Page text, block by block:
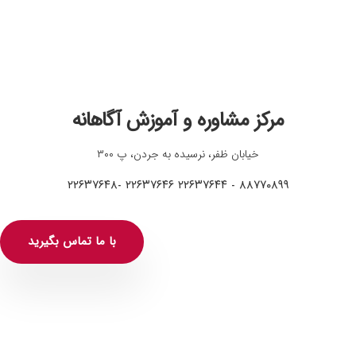
مرکز مشاوره و آموزش آگاهانه
خیابان ظفر، نرسیده به جردن، پ ۳۰۰
۸۸۷۷۰۸۹۹ - ۲۲۶۳۷۶۴۴ ۲۲۶۳۷۶۴۶ -۲۲۶۳۷۶۴۸
با ما تماس بگیرید